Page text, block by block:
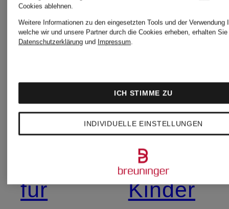
Weitere
für
Hoodies
für
Kinder
Cookies ablehnen.
Weitere Informationen zu den eingesetzten Tools und der Verwendung
welche wir und unsere Partner durch die Cookies erheben, erhalten
Datenschutzerklärung und Impressum.
INDIVIDUELLE EINSTELLUNGEN
ICH STIMME ZU